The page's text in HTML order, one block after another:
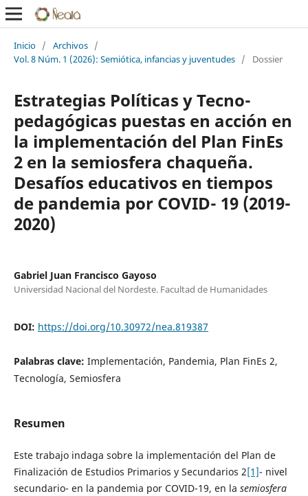
Inicio / Archivos /
Vol. 8 Núm. 1 (2026): Semiótica, infancias y juventudes / Dossier
Estrategias Políticas y Tecno-
pedagógicas puestas en acción en
la implementación del Plan FinEs
2 en la semiosfera chaqueña.
Desafíos educativos en tiempos
de pandemia por COVID- 19 (2019-
2020)
Gabriel Juan Francisco Gayoso
Universidad Nacional del Nordeste. Facultad de Humanidades
DOI: https://doi.org/10.30972/nea.819387
Palabras clave: Implementación, Pandemia, Plan FinEs 2,
Tecnología, Semiosfera
Resumen
Este trabajo indaga sobre la implementación del Plan de
Finalización de Estudios Primarios y Secundarios 2[1]- nivel
secundario- en la pandemia por COVID-19, en la semiosfera